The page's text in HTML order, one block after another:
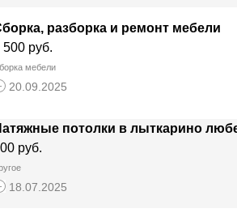
разборка и ремонт мебели
500 руб.
мебели
20.09.2025
потолки в лыткарино
руб.
18.07.2025